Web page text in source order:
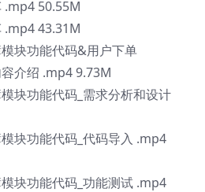
50.55M
43.31M
块功能代码&用户下单
介绍 .mp4 9.73M
块功能代码_需求分析和设计
块功能代码_代码导入 .mp4
块功能代码_功能测试 .mp4